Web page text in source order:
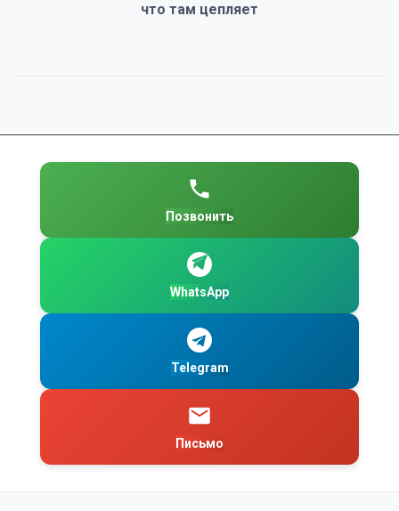
что там цепляет
Позвонить
WhatsApp
Telegram
Письмо